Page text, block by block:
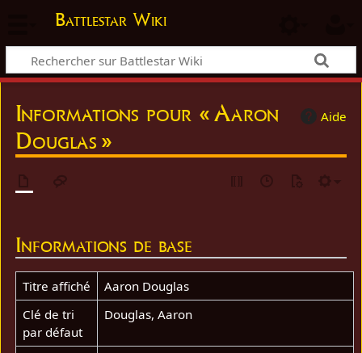
Battlestar Wiki
Aide
Informations pour « Aaron
Douglas »
Informations de base
Titre affiché
Aaron Douglas
Clé de tri
par défaut
Douglas, Aaron